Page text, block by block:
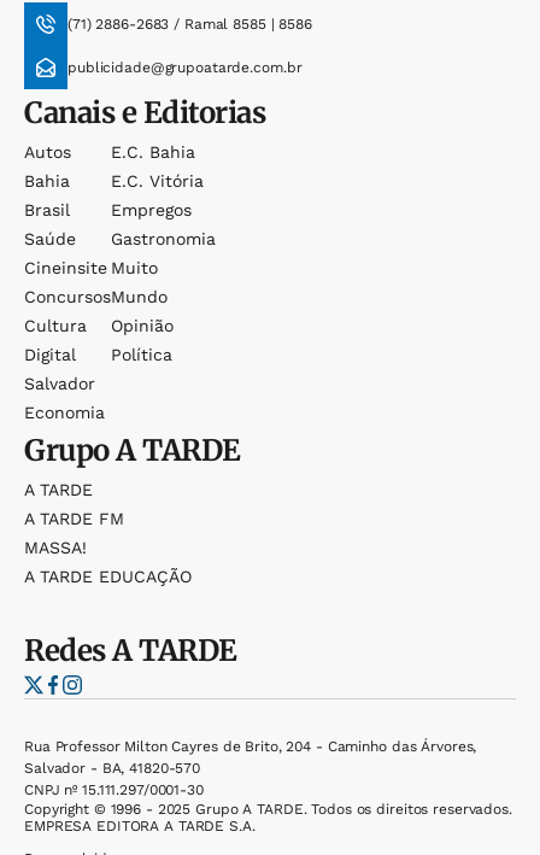
(71) 2886-2683 / Ramal 8585 | 8586
publicidade@grupoatarde.com.br
Canais e Editorias
Autos
Bahia
Brasil
Saúde
Cineinsite
Concursos
Cultura
Digital
Salvador
Economia
E.c. Bahia
E.c. Vitória
Empregos
Gastronomia
Muito
Mundo
Opinião
Política
GrupoA TARDE
A TARDE
A TARDE FM
MASSA!
A TARDE EDUCAÇÃO
RedesA TARDE
Rua Professor Milton Cayres de Brito, 204 - Caminho das Árvores,
Salvador - BA, 41820-570
CNPJ nº 15.111.297/0001-30
Copyright © 1996 - 2025 Grupo A TARDE. Todos os direitos reservados.
EMPRESA EDITORA A TARDE S.A.